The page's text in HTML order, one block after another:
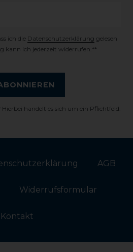
ich die Daten­schutz­erklärung gelesen
kann ich jederzeit widerrufen.**
Hierbei handelt es sich um ein Pflichtfeld.
AGB
Widerrufs­formular
Kontakt